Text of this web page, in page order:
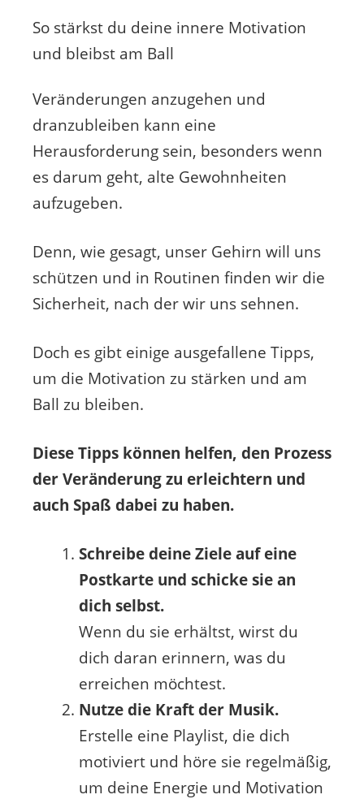
So stärkst du deine innere Motivation
und bleibst am Ball
Veränderungen anzugehen und
dranzubleiben kann eine
Herausforderung sein, besonders wenn
es darum geht, alte Gewohnheiten
aufzugeben.
Denn, wie gesagt, unser Gehirn will uns
schützen und in Routinen finden wir die
Sicherheit, nach der wir uns sehnen.
Doch es gibt einige ausgefallene Tipps,
um die Motivation zu stärken und am
Ball zu bleiben.
Diese Tipps können helfen, den Prozess
der Veränderung zu erleichtern und
auch Spaß dabei zu haben.
Schreibe deine Ziele auf eine
Postkarte und schicke sie an
dich selbst.
Wenn du sie erhältst, wirst du
dich daran erinnern, was du
erreichen möchtest.
Nutze die Kraft der Musik.
Erstelle eine Playlist, die dich
motiviert und höre sie regelmäßig,
um deine Energie und Motivation